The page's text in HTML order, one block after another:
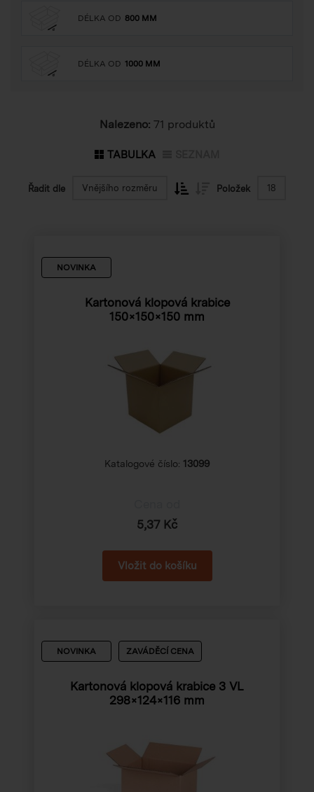
DÉLKA OD 800 MM
DÉLKA OD 1000 MM
Nalezeno: 71 produktů
TABULKA
Řadit dle Vnějšího rozměru Položek 18
NOVINKA
Kartonová klopová krabice
150×150×150 mm
Katalogové číslo: 13099
5,37 Kč
NOVINKA ZAVÁDĚCÍ CENA
Kartonová klopová krabice 3 VL
298×124×116 mm